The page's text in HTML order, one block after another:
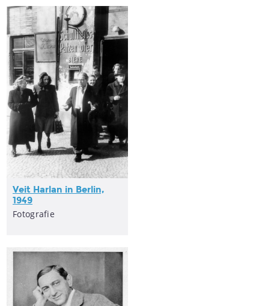
Veit Harlan in Berlin,
1949
Fotografie